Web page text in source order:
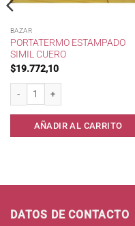
BAZAR
PORTATERMO ESTAMPADO
SIMIL CUERO
$19.772,10
AÑADIR AL CARRITO
301 cantidad
DATOS DE CONTACTO